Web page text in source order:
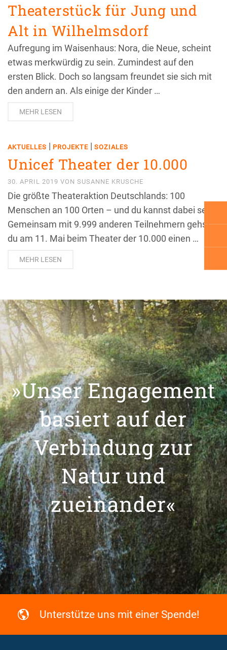
Theaterstück für Jung und
Alt in Wilhelmsdorf
Aufregung im Waisenhaus: Nora, die Neue, scheint
etwas merkwürdig zu sein. Zumindest auf den
ersten Blick. Doch so langsam freundet sie sich mit
den andern an. Als einige der Kinder …
MEHR LESEN
AKTUELLES | PROJEKTE | SOZIALES
Unicef Theater der 10.000
30. APRIL 2019 VON SUSANNE KRUSCHE
Die größte Theateraktion Deutschlands: 100
Menschen an 100 Orten – und du kannst dabei sein!
Gemeinsam mit 9.999 anderen Teilnehmern gehst
du am 11. Mai beim Theater der 10.000 einen …
MEHR LESEN
»Unser Engagement
basiert auf der
Verbindung zur
Natur und
zueinander«
Unterstütze uns mit einer Spende!